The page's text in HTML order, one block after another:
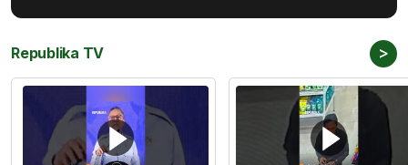
Republika TV >